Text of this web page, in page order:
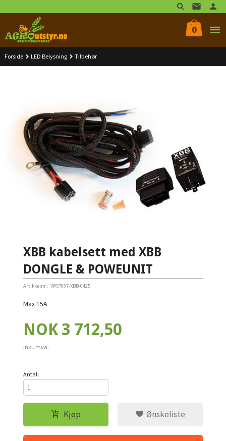
til
innholdet
0
Forside LED Belysning Tilbehør
XBB kabelsett med XBB
DONGLE & POWEUNIT
Artikkelnr.: VP57037-XBB-0425
Max 15A
Pris
NOK 3 712,50
inkl. mva.
Antall
Kjøp Ønskeliste